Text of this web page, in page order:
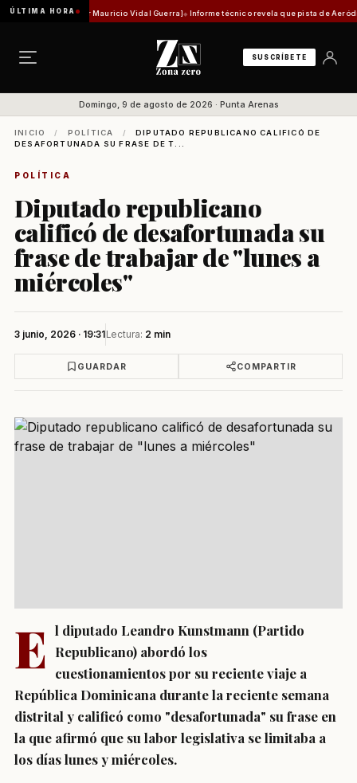
ÚLTIMA HORA
histórica [Por Mauricio Vidal Guerra] Informe técnico revela que pista de Aeródromo
SUSCRÍBETE
Domingo, 9 de agosto de 2026 · Punta Arenas
INICIO / POLÍTICA /
DIPUTADO REPUBLICANO CALIFICÓ DE
DESAFORTUNADA SU FRASE DE T...
POLÍTICA
Diputado republicano
calificó de desafortunada su
frase de trabajar de "lunes a
miércoles"
3 junio, 2026 · 19:31Lectura: 2 min
GUARDAR COMPARTIR
E l diputado Leandro Kunstmann (Partido
Republicano) abordó los
cuestionamientos por su reciente viaje a
República Dominicana durante la reciente semana
distrital y calificó como "desafortunada" su frase en
la que afirmó que su labor legislativa se limitaba a
los días lunes y miércoles.